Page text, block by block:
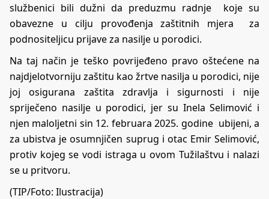
službenici bili dužni da preduzmu radnje koje su
obavezne u cilju provođenja zaštitnih mjera za
podnositeljicu prijave za nasilje u porodici.
Na taj način je teško povrijeđeno pravo oštećene na
najdjelotvorniju zaštitu kao žrtve nasilja u porodici, nije
joj osigurana zaštita zdravlja i sigurnosti i nije
spriječeno nasilje u porodici, jer su Inela Selimović i
njen maloljetni sin 12. februara 2025. godine ubijeni, a
za ubistva je osumnjičen suprug i otac Emir Selimović,
protiv kojeg se vodi istraga u ovom Tužilaštvu i nalazi
se u pritvoru.
(TIP/Foto: Ilustracija)